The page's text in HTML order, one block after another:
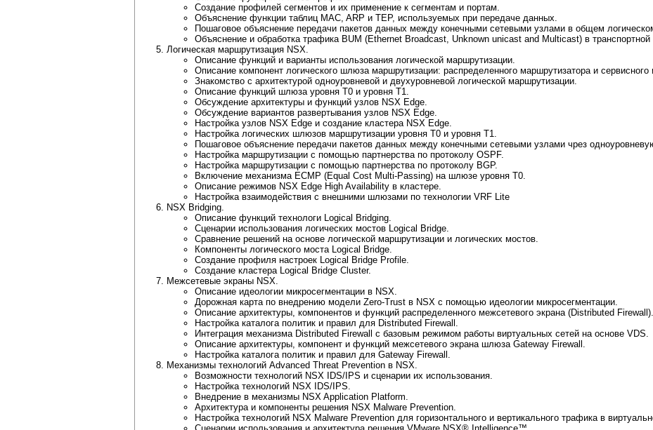
Создание профилей сегментов и их применение к сегментам и портам.
Объяснение функции таблиц MAC, ARP и TEP, используемых при передаче данных.
Пошаговое объяснение передачи пакетов данных между конечными сетевыми узлами в общем
Объяснение и обработка трафика BUM (Ethernet Broadcast, Unknown unicast and Multicast) в транспортной
Логическая маршрутизация NSX.
Описание функций и варианты использования логической маршрутизации.
Описание компонент логического шлюза маршрутизации: распределенного маршрутизатора и сервисного
Знакомство с архитектурой одноуровневой и двухуровневой логической маршрутизации.
Описание функций шлюза уровня T0 и уровня T1.
Обсуждение архитектуры и функций узлов NSX Edge.
Обсуждение вариантов развертывания узлов NSX Edge.
Настройка узлов NSX Edge и создание кластера NSX Edge.
Настройка логических шлюзов маршрутизации уровня T0 и уровня T1.
Пошаговое объяснение передачи пакетов данных между конечными сетевыми узлами чрез
Настройка маршрутизации с помощью партнерства по протоколу OSPF.
Настройка маршрутизации с помощью партнерства по протоколу BGP.
Включение механизма ECMP (Equal Cost Multi-Passing) на шлюзе уровня T0.
Описание режимов NSX Edge High Availability в кластере.
Настройка взаимодействия с внешними шлюзами по технологии VRF Lite
NSX Bridging.
Описание функций технологи Logical Bridging.
Сценарии использования логических мостов Logical Bridge.
Сравнение решений на основе логической маршрутизации и логических мостов.
Компоненты логического моста Logical Bridge.
Создание профиля настроек Logical Bridge Profile.
Создание кластера Logical Bridge Cluster.
Межсетевые экраны NSX.
Описание идеологии микросегментации в NSX.
Дорожная карта по внедрению модели Zero-Trust в NSX с помощью идеологии микросегментации.
Описание архитектуры, компонентов и функций распределенного межсетевого экрана (Distributed Firewall).
Настройка каталога политик и правил для Distributed Firewall.
Интеграция механизма Distributed Firewall с базовым режимом работы виртуальных сетей на основе VDS.
Описание архитектуры, компонент и функций межсетевого экрана шлюза Gateway Firewall.
Настройка каталога политик и правил для Gateway Firewall.
Механизмы технологий Advanced Threat Prevention в NSX.
Возможности технологий NSX IDS/IPS и сценарии их использования.
Настройка технологий NSX IDS/IPS.
Внедрение в механизмы NSX Application Platform.
Архитектура и компоненты решения NSX Malware Prevention.
Настройка технологий NSX Malware Prevention для горизонтального и вертикального трафика в